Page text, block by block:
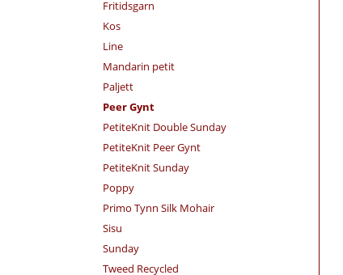
Fritidsgarn
Kos
Line
Mandarin petit
Paljett
Peer Gynt
PetiteKnit Double Sunday
PetiteKnit Peer Gynt
PetiteKnit Sunday
Poppy
Primo Tynn Silk Mohair
Sisu
Sunday
Tweed Recycled